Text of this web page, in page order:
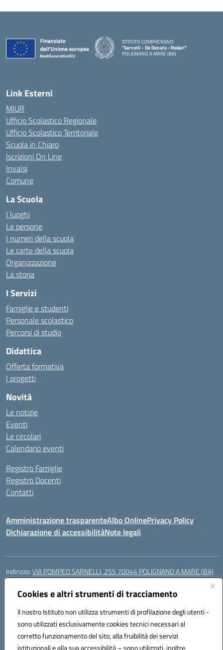
Cookies e altri strumenti di tracciamento
Il nostro Istituto non utilizza strumenti di profilazione degli utenti -
sono utilizzati esclusivamente cookies tecnici necessari al
corretto funzionamento del sito, alla fruibilità dei servizi
istituzionali e alla sua accessibilità – sono utilizzati, inoltre,
ISTITUTO COMPRENSIVO
"Sarnelli - De Donato - Rodari"
POLIGNANO A MARE (BA)
Link Esterni
MIUR
Ufficio Scolastico Regionale
Ufficio Scolastico Territoriale
Scuola in Chiaro
Iscrizioni On Line
Invalsi
Comune
La Scuola
I luoghi
Le persone
I numeri della scuola
Le carte della scuola
Organizzazione
La storia
I Servizi
Famiglie e studenti
Personale scolastico
Percorsi di studio
Didattica
Offerta formativa
I progetti
Novità
Le notizie
Eventi
Le circolari
Calendario eventi
Registro Famiglie
Registro Docenti
Contatti
Amministrazione trasparenteAlbo OnlinePrivacy Policy
Dichiarazione di accessibilitàNote legali
Indirizzo:VIA POMPEO SARNELLI, 255 70044 POLIGNANO A MARE (BA)
Centralino:
Posta elettronica certificata (PEC):BAIC87200N@pec.istruzione.it
Codice fiscale: 93423350722
Codice meccanografico:BAIC87200N
Codice Indice delle Pubbliche Amministrazioni (IPA): istsc_BAIC87200N
Codice unico di fatturazione (CUF): UF9AKD